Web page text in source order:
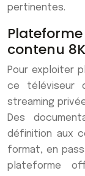
pertinentes.
contenu
Pour exploiter
ce téléviseur
streaming
Des
définition aux
format, en
plateforme